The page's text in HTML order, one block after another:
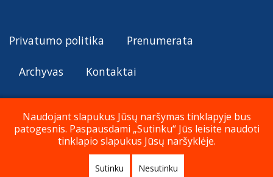
Privatumo politika Prenumerata
Archyvas Kontaktai
© Katalikų Tradicija 2026
Naudojant slapukus Jūsų naršymas tinklapyje bus
patogesnis. Paspausdami „Sutinku“ Jūs leisite naudoti
tinklapio slapukus Jūsų naršyklėje.
Sutinku Nesutinku